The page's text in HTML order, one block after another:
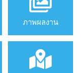
ภาพผลงาน